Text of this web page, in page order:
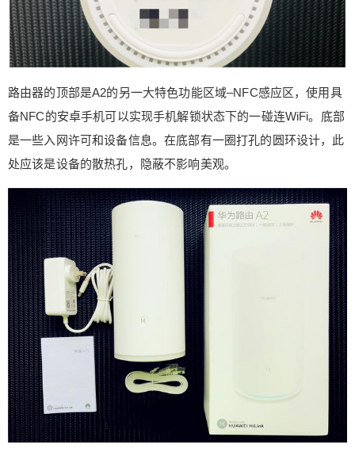
路由器的顶部是A2的另一大特色功能区域–NFC感应区，使用具
备NFC的安卓手机可以实现手机解锁状态下的一碰连WiFi。底部
是一些入网许可和设备信息。在底部有一圈打孔的圆环设计，此
处应该是设备的散热孔，隐蔽不影响美观。
端初次使用肯定是免不了用户登录/注册的，创建好
华为的账号并登陆后就可以在首页的右上角出现一
个“+”，点击“+”进行设备添加就会进入设备扫描阶
段，与市面上的智能家居产品的绑定并无差别。扫
描出当前设备后点击后面的“添加”按钮并在下一级页
俱备只差一步，还需要在App端设置一下设备的房
间位置信息，保存完成后才算是设备添加成功。 添
加完成在首页中就可以看到设备了，点击设备选项
卡进入设备详情页面我们可以看到设备运行情况概
要展示以及四个主要功能。华为A2可以查看当前Wi
Fi信道的信号质量情况、可以对每个连接的设备进
行网络管理，还可以对连接的设备进行识别是否为
可支持的IoT智能设备并进行智能化的IoT设备网络
质量优化，虽然功能比较大众话但却比较实用。 在
设备详情页我们可以看到虽然华为A2并不是一台主
打游戏网络优化的电竞路由，但是同样具备手游的
智能加速功能。华为A2的手游加速有一点比较让我
感到意外的是，在手机上玩“皇室战争”这个游戏时竟
然也能被识别出来，并给与游戏加速，正常这个游
戏很多电竞路由都不支持识别加速，小手一挥，点
个赞。华为A2还有一个比较不错的功能就是儿童上
网保护，用户可以将路由器已连接的设备设置为儿